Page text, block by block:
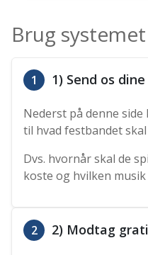
Brug
1 1) Send os
Nederst på denne
til hvad festbandet
Dvs. hvornår skal de
koste og hvilken
2 2) Modtag